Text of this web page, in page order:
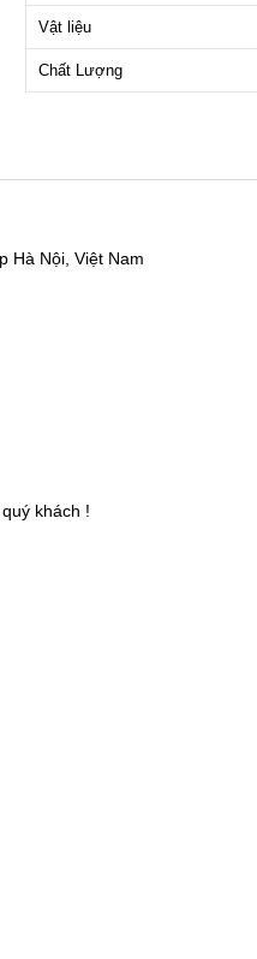
Vật liệu
Chất Lượng
Hà Nội, Việt Nam
khách !